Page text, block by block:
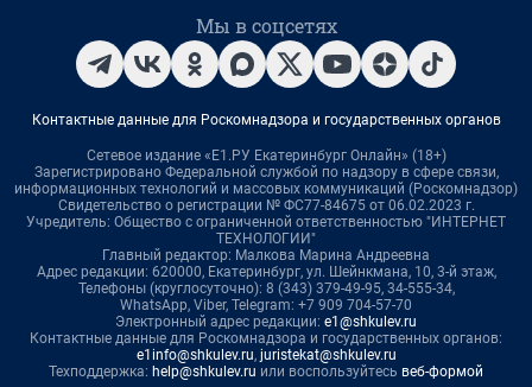
Мы в соцсетях
Контактные данные для Роскомнадзора и государственных органов
Сетевое издание «Е1.РУ Екатеринбург Онлайн» (18+)
Зарегистрировано Федеральной службой по надзору в сфере связи,
информационных технологий и массовых коммуникаций (Роскомнадзор)
Свидетельство о регистрации № ФС77-84675 от 06.02.2023 г.
Учредитель: Общество с ограниченной ответственностью "ИНТЕРНЕТ
ТЕХНОЛОГИИ"
Главный редактор: Малкова Марина Андреевна
Адрес редакции: 620000, Екатеринбург, ул. Шейнкмана, 10, 3-й этаж,
Телефоны (круглосуточно): 8 (343) 379-49-95, 34-555-34,
WhatsApp, Viber, Telegram: +7 909 704-57-70
Электронный адрес редакции: e1@shkulev.ru
Контактные данные для Роскомнадзора и государственных органов:
e1info@shkulev.ru, juristekat@shkulev.ru
Техподдержка: help@shkulev.ru или воспользуйтесь веб-формой